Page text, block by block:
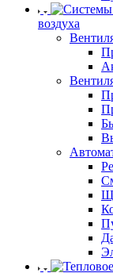
воздуха